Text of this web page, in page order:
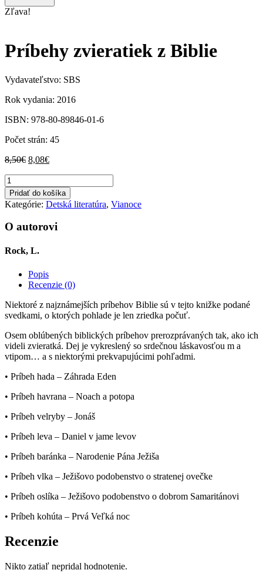
Zľava!
Príbehy zvieratiek z Biblie
Vydavateľstvo: SBS
Rok vydania: 2016
ISBN: 978-80-89846-01-6
Počet strán: 45
8,50€ Pôvodná
8,50€.
8,08€Aktuálna
8,08€.
množstvo
Príbehy
zvieratiek
z
Biblie
Pridať do košíka
Kategórie: Detská literatúra, Vianoce
O autorovi
Rock, L.
Popis
Recenzie (0)
Niektoré z najznámejších príbehov Biblie sú v tejto knižke podané
svedkami, o ktorých pohlade je len zriedka počuť.
Osem oblúbených biblických príbehov prerozprávaných tak, ako ich
videli zvieratká. Dej je vykreslený so srdečnou láskavosťou m a
vtipom… a s niektorými prekvapujúcimi pohľadmi.
• Príbeh hada – Záhrada Eden
• Príbeh havrana – Noach a potopa
• Príbeh velryby – Jonáš
• Príbeh leva – Daniel v jame levov
• Príbeh baránka – Narodenie Pána Ježiša
• Príbeh vlka – Ježišovo podobenstvo o stratenej ovečke
• Príbeh oslíka – Ježišovo podobenstvo o dobrom Samaritánovi
• Príbeh kohúta – Prvá Veľká noc
Recenzie
Nikto zatiaľ nepridal hodnotenie.